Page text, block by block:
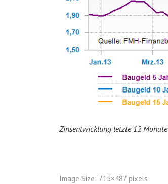
Zinsentwicklung letzte 12 Monate
Image Size: 715×487 pixels